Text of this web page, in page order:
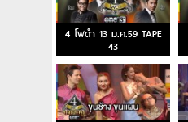
4 โพดำ 13 ม.ค.59 TAPE
43